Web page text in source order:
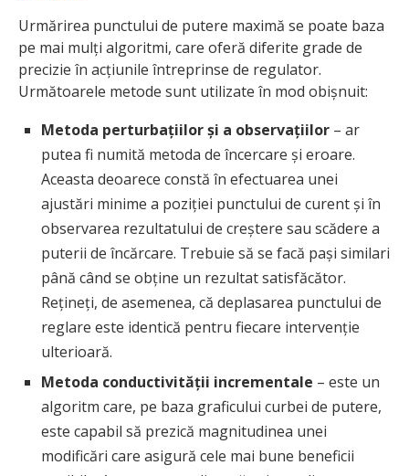
Urmărirea punctului de putere maximă se poate baza
pe mai mulți algoritmi, care oferă diferite grade de
precizie în acțiunile întreprinse de regulator.
Următoarele metode sunt utilizate în mod obișnuit:
Metoda perturbațiilor și a observațiilor – ar
putea fi numită metoda de încercare și eroare.
Aceasta deoarece constă în efectuarea unei
ajustări minime a poziției punctului de curent și în
observarea rezultatului de creștere sau scădere a
puterii de încărcare. Trebuie să se facă pași similari
până când se obține un rezultat satisfăcător.
Rețineți, de asemenea, că deplasarea punctului de
reglare este identică pentru fiecare intervenție
ulterioară.
Metoda conductivității incrementale – este un
algoritm care, pe baza graficului curbei de putere,
este capabil să prezică magnitudinea unei
modificări care asigură cele mai bune beneficii